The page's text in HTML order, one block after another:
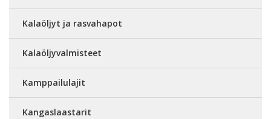
Kalaöljyt ja rasvahapot
Kalaöljyvalmisteet
Kamppailulajit
Kangaslaastarit